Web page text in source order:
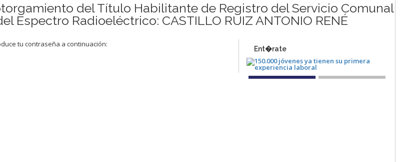
del Título Habilitante de Registro del Servicio Comunal
Espectro Radioeléctrico: CASTILLO RUIZ ANTONIO RENÉ
tu contraseña a continuación:
Ent�rate